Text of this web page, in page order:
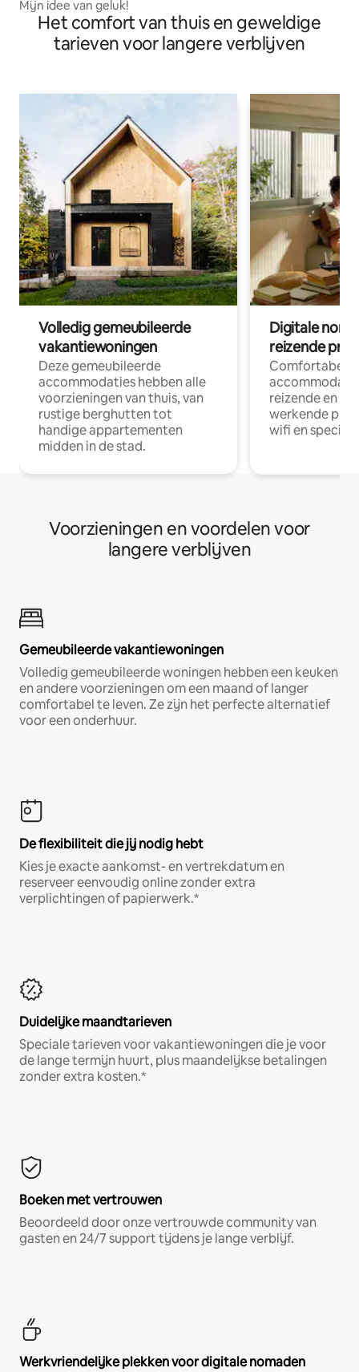
Mijn idee van geluk!
Het comfort van thuis en geweldige
tarieven voor langere verblijven
Volledig gemeubileerde
vakantiewoningen
Deze gemeubileerde
accommodaties hebben alle
voorzieningen van thuis, van
rustige berghutten tot
handige appartementen
midden in de stad.
Digitale
reizende
Comfortabele
reizende en
werkende
wifi en
Voorzieningen en voordelen voor
langere verblijven
Gemeubileerde vakantiewoningen
Volledig gemeubileerde woningen hebben een keuken
en andere voorzieningen om een maand of langer
comfortabel te leven. Ze zijn het perfecte alternatief
voor een onderhuur.
De flexibiliteit die jij nodig hebt
Kies je exacte aankomst- en vertrekdatum en
reserveer eenvoudig online zonder extra
verplichtingen of papierwerk.*
Duidelijke maandtarieven
Speciale tarieven voor vakantiewoningen die je voor
de lange termijn huurt, plus maandelijkse betalingen
zonder extra kosten.*
Boeken met vertrouwen
Beoordeeld door onze vertrouwde community van
gasten en 24/7 support tijdens je lange verblijf.
Werkvriendelijke plekken voor digitale nomaden